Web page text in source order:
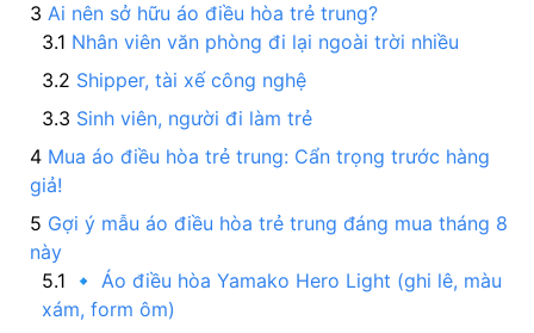
Ai nên sở hữu áo điều hòa trẻ trung?
Nhân viên văn phòng đi lại ngoài trời nhiều
Shipper, tài xế công nghệ
Sinh viên, người đi làm trẻ
Mua áo điều hòa trẻ trung: Cẩn trọng trước hàng
giả!
Gợi ý mẫu áo điều hòa trẻ trung đáng mua tháng 8
này
🔹 Áo điều hòa Yamako Hero Light (ghi lê, màu
xám, form ôm)